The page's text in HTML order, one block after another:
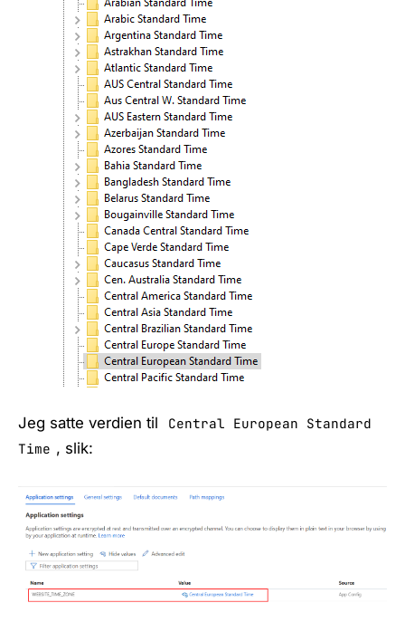
Jeg satte verdien til
Central European Standard
Time , slik: